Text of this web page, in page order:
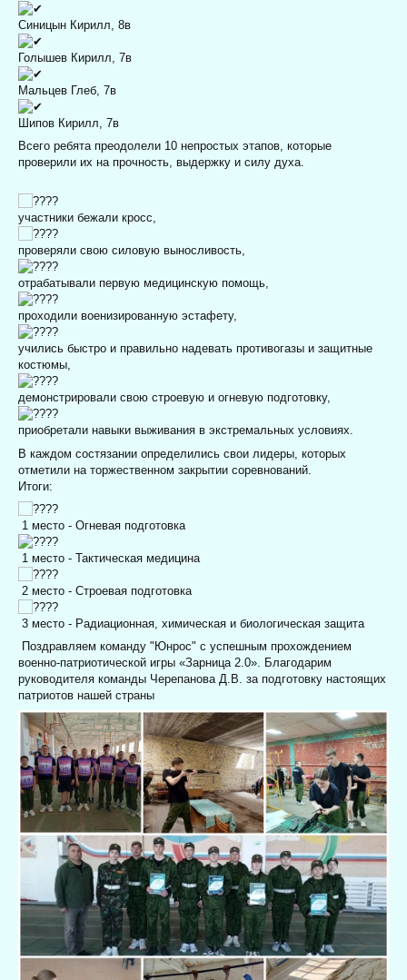
Синицын Кирилл, 8в
Голышев Кирилл, 7в
Мальцев Глеб, 7в
Шипов Кирилл, 7в
Всего ребята преодолели 10 непростых этапов, которые
проверили их на прочность, выдержку и силу духа.
участники бежали кросс,
проверяли свою силовую выносливость,
отрабатывали первую медицинскую помощь,
проходили военизированную эстафету,
учились быстро и правильно надевать противогазы и защитные
костюмы,
демонстрировали свою строевую и огневую подготовку,
приобретали навыки выживания в экстремальных условиях.
В каждом состязании определились свои лидеры, которых
отметили на торжественном закрытии соревнований.
Итоги:
1 место - Огневая подготовка
1 место - Тактическая медицина
2 место - Строевая подготовка
3 место - Радиационная, химическая и биологическая защита
Поздравляем команду "Юнрос" с успешным прохождением
военно-патриотической игры «Зарница 2.0». Благодарим
руководителя команды Черепанова Д.В. за подготовку настоящих
патриотов нашей страны